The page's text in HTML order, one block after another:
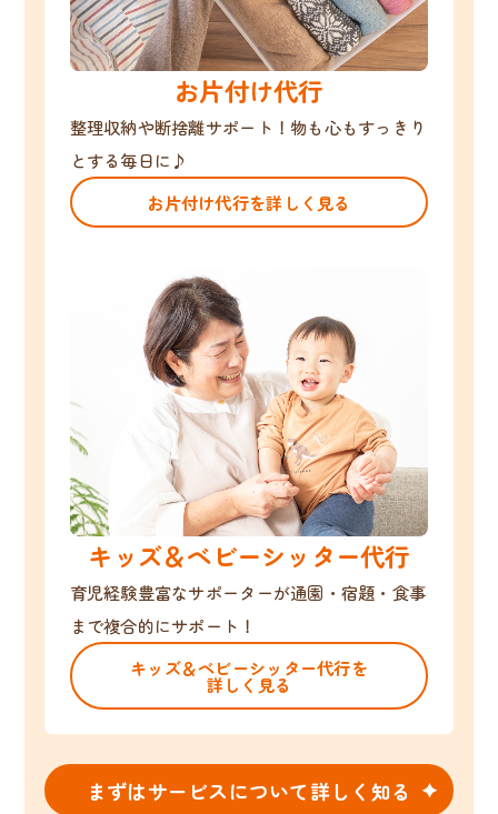
お片付け代行
整理収納や断捨離サポート！物も心もすっきり
とする毎日に♪
お片付け代行を詳しく見る
キッズ＆ベビーシッター代行
育児経験豊富なサポーターが通園・宿題・食事
まで複合的にサポート！
キッズ＆ベビーシッター代行を
詳しく見る
まずはサービスについて詳しく知る